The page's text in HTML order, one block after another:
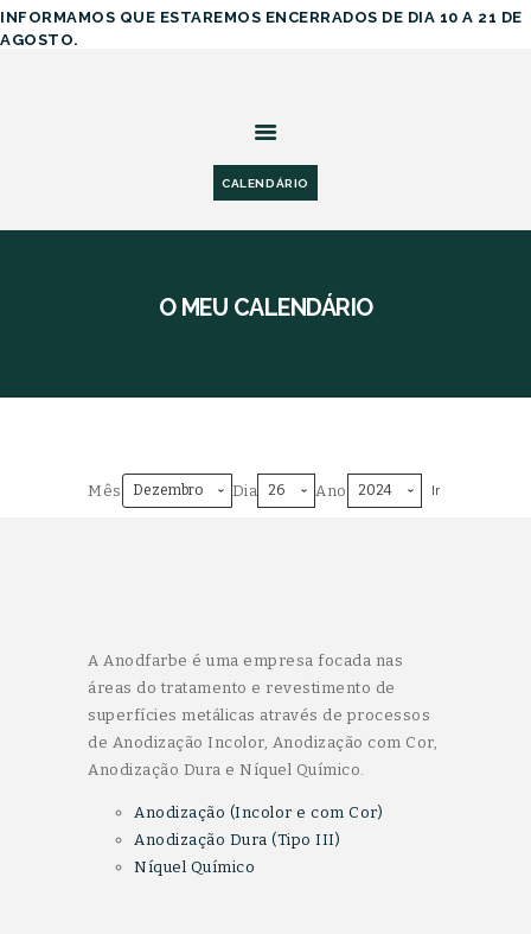
INFORMAMOS QUE ESTAREMOS ENCERRADOS DE DIA 10 A 21 DE
AGOSTO.
CALENDÁRIO
O MEU CALENDÁRIO
DIMENSÕES &
PREÇOS
GALERIA
CONTACTOS
FÉRIAS
Mês
Dia Ano
A Anodfarbe é uma empresa focada nas
áreas do tratamento e revestimento de
superfícies metálicas através de processos
de Anodização Incolor, Anodização com Cor,
Anodização Dura e Níquel Químico.
Anodização (Incolor e com Cor)
Anodização Dura (Tipo III)
Níquel Químico